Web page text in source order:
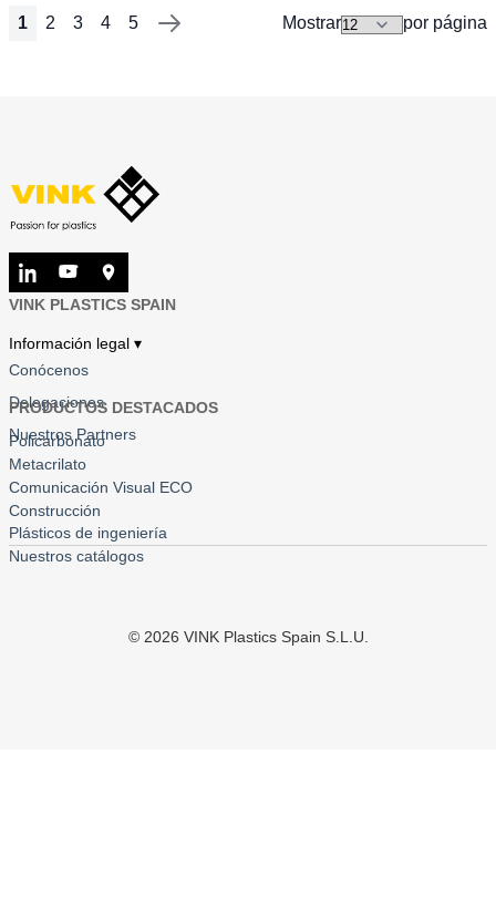
Página
Actualmente está viendo la página
1
Página
2
Página
3
Página
4
Página
5
Página
Siguiente
Mostrar por página
VINK PLASTICS SPAIN
Información legal ▾
Conócenos
Delegaciones
Nuestros Partners
PRODUCTOS DESTACADOS
Policarbonato
Metacrilato
Comunicación Visual ECO
Construcción
Plásticos de ingeniería
Nuestros catálogos
© 2026 VINK Plastics Spain S.L.U.